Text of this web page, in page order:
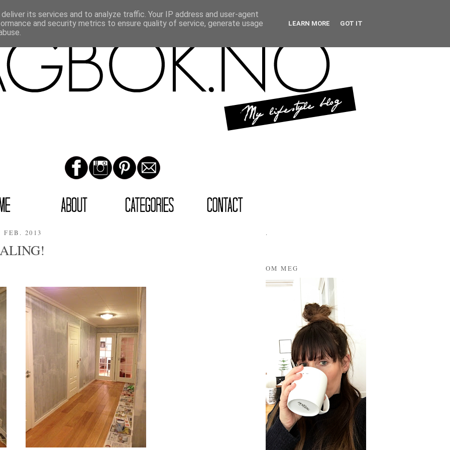
FEB. 2013 .
OM MEG
its services and to analyze traffic. Your IP address and user-agent
and security metrics to ensure quality of service, generate usage
LEARN MORE GOT IT